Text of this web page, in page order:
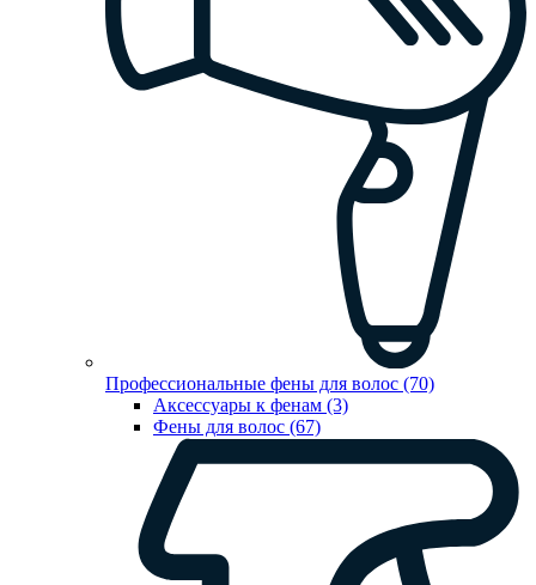
Профессиональные фены для волос (70)
Аксессуары к фенам (3)
Фены для волос (67)